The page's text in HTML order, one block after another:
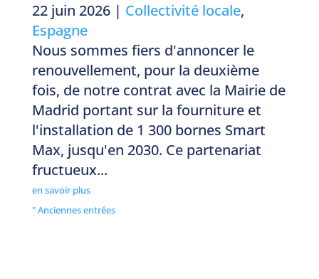
22 juin 2026| Collectivité locale,
Espagne
Nous sommes fiers d'annoncer le
renouvellement, pour la deuxième
fois, de notre contrat avec la Mairie de
Madrid portant sur la fourniture et
l'installation de 1 300 bornes Smart
Max, jusqu'en 2030. Ce partenariat
fructueux...
en savoir plus
" Anciennes entrées